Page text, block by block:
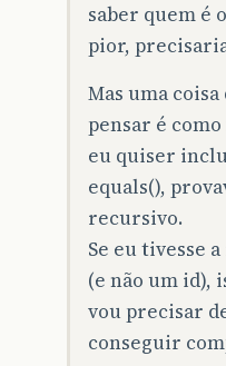
saber quem é
pior,
Mas uma
pensar é
eu quiser
equals(),
recursivo.
Se eu tivesse
(e não um id),
vou precisar
conseguir